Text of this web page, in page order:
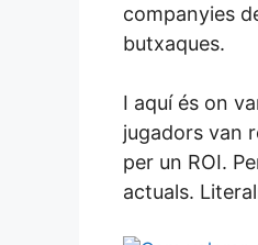
companyies
butxaques.
I aquí és on
jugadors van
per un ROI.
actuals.